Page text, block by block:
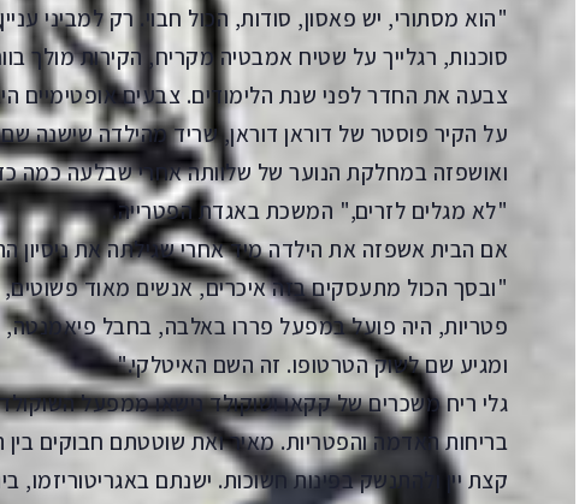
"הוא מסתורי, יש פאסון, סודות, הכול חבוי. רק למביני
סוכנות, רגלייך על שטיח אמבטיה מקריח, הקירות מולך
צבעה את החדר לפני שנת הלימודים. צבעים אופטימיים
על הקיר פוסטר של דוראן דוראן, שריד מהילדה שישנה
ואושפזה במחלקת הנוער של שלוותה אחרי שבלעה כמה
"לא מגלים לזרים," המשכת באגדת הפטרייה.
אם הבית אשפזה את הילדה מיד אחרי שגילתה את ניסיון
"ובסך הכול מתעסקים בזה איכרים, אנשים מאוד
פטריות, היה פועל במפעל פררו באלבה, בחבל פיאמנטה,
ומגיע שם לשוק הטרטופו. זה השם האיטלקי."
גלי ריח משכרים של קקאו ושוקולד נישאו ממפעל
בריחות האדמה והפטריות. מאיר ואת שוטטתם חבוקים
קצת יין ולהתנשק בפינות חשוכות. ישנתם באגריטוריזמו,